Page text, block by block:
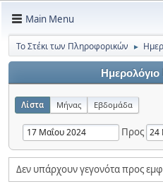
Main Menu
Το Στέκι των Πληροφορικών ►
Λίστα Μήνας Εβδομάδα
Προς
Δεν υπάρχουν γεγονότα προς